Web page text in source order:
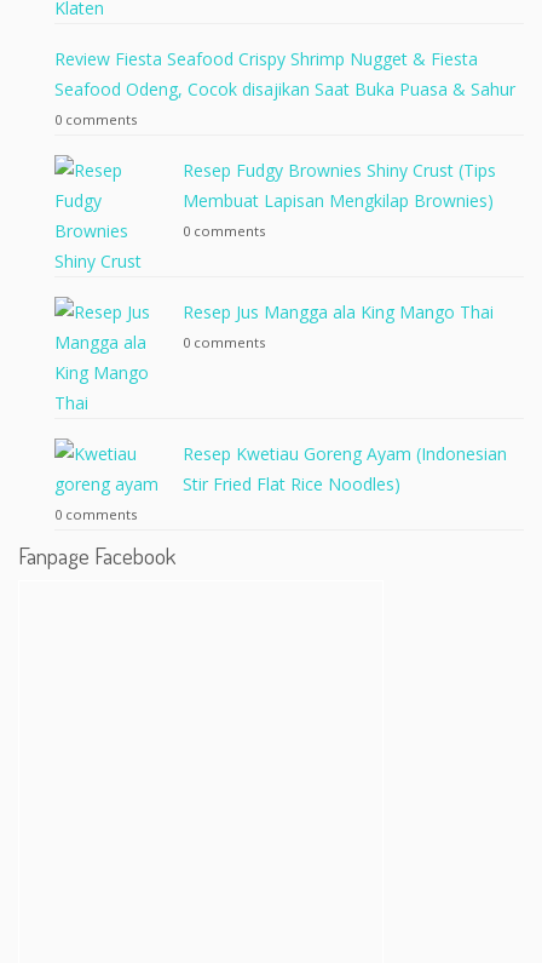
Review Fiesta Seafood Crispy Shrimp Nugget & Fiesta
Seafood Odeng, Cocok disajikan Saat Buka Puasa & Sahur
0 comments
Resep Fudgy Brownies Shiny Crust (Tips
Membuat Lapisan Mengkilap Brownies)
0 comments
Resep Jus Mangga ala King Mango Thai
0 comments
Resep Kwetiau Goreng Ayam (Indonesian
Stir Fried Flat Rice Noodles)
0 comments
Fanpage Facebook